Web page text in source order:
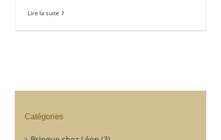
Lire la suite
Catégories